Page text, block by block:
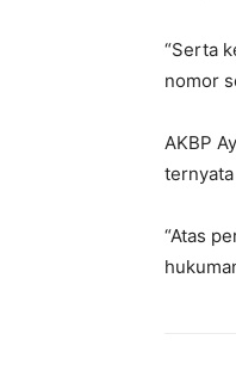
“Serta
nomor
AKBP
“Atas